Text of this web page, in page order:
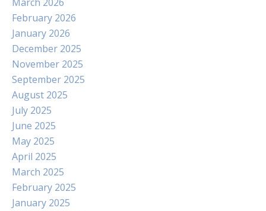
February 2026
January 2026
December 2025
November 2025
September 2025
August 2025
July 2025
June 2025
May 2025
April 2025
March 2025
February 2025
January 2025